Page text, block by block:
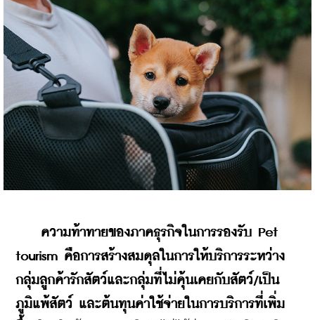
ความท้าทายของภาคธุรกิจในการรองรับ Pet
tourism คือการสร้างสมดุลในการให้บริการระหว่าง
กลุ่มลูกค้ารักสัตว์และกลุ่มที่ไม่คุ้นเคยกับสัตว์/เป็น
ภูมิแพ้สัตว์ และต้นทุนค่าใช้จ่ายในการบริการที่เพิ่ม